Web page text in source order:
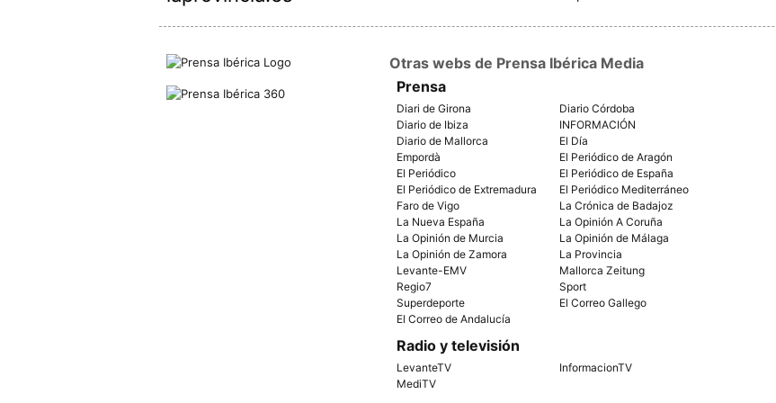
Otras webs de Prensa Ibérica Media
Prensa
Diari de Girona
Diario Córdoba
Diario de Ibiza
INFORMACIÓN
Diario de Mallorca
El Día
Empordà
El Periódico de Aragón
El Periódico
El Periódico de España
El Periódico de Extremadura
El Periódico Mediterráneo
Faro de Vigo
La Crónica de Badajoz
La Nueva España
La Opinión A Coruña
La Opinión de Murcia
La Opinión de Málaga
La Opinión de Zamora
La Provincia
Levante-EMV
Mallorca Zeitung
Regio7
Sport
Superdeporte
El Correo Gallego
El Correo de Andalucía
Radio y televisión
LevanteTV
InformacionTV
MediTV